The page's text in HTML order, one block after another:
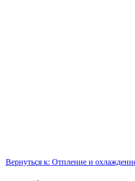
Вернуться к: Отпление и